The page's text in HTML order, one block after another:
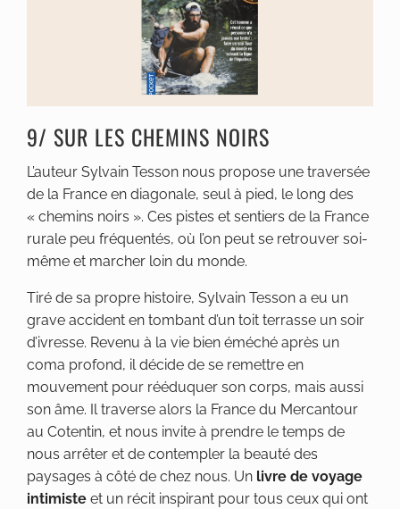
9/ SUR LES CHEMINS NOIRS
L’auteur Sylvain Tesson nous propose une traversée
de la France en diagonale, seul à pied, le long des
« chemins noirs ». Ces pistes et sentiers de la France
rurale peu fréquentés, où l’on peut se retrouver soi-
même et marcher loin du monde.
Tiré de sa propre histoire, Sylvain Tesson a eu un
grave accident en tombant d’un toit terrasse un soir
d’ivresse. Revenu à la vie bien éméché après un
coma profond, il décide de se remettre en
mouvement pour rééduquer son corps, mais aussi
son âme. Il traverse alors la France du Mercantour
au Cotentin, et nous invite à prendre le temps de
nous arrêter et de contempler la beauté des
paysages à côté de chez nous. Un livre de voyage
intimiste et un récit inspirant pour tous ceux qui ont